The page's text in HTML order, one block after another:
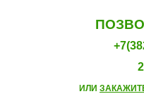
ИЛИ